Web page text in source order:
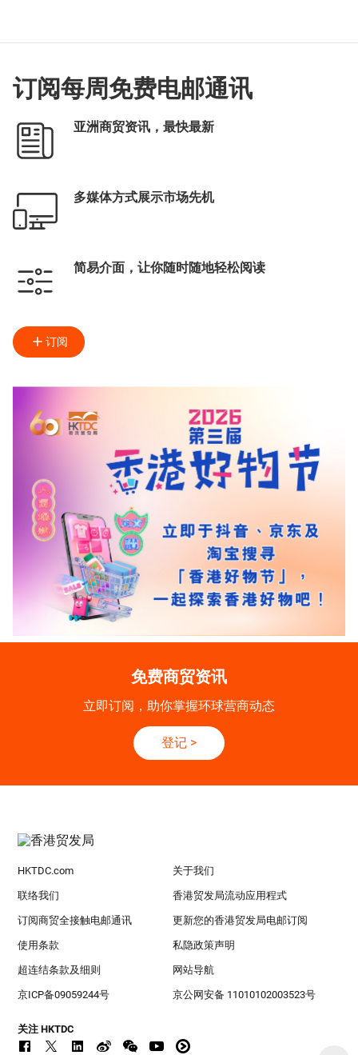
订阅每周免费电邮通讯
亚洲商贸资讯，最快最新
多媒体方式展示市场先机
简易介面，让你随时随地轻松阅读
订阅
免费商贸资讯
立即订阅，助你掌握环球营商动态
登记 >
HKTDC.com 关于我们
联络我们 香港贸发局流动应用程式
订阅商贸全接触电邮通讯 更新您的香港贸发局电邮订阅
使用条款 私隐政策声明
超连结条款及细则 网站导航
京ICP备09059244号 京公网安备 11010102003523号
关注 HKTDC